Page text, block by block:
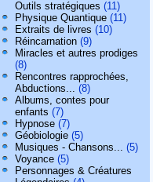
Outils stratégiques (11)
Physique Quantique (11)
Extraits de livres (10)
Réincarnation (9)
Miracles et autres prodiges
(8)
Rencontres rapprochées,
Abductions... (8)
Albums, contes pour
enfants (7)
Hypnose (7)
Géobiologie (5)
Musiques - Chansons... (5)
Voyance (5)
Personnages & Créatures